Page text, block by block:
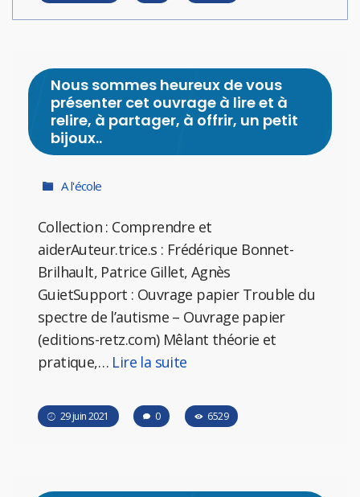
Nous sommes heureux de vous
présenter cet ouvrage à lire et à
relire, à partager, à offrir, un petit
bijoux..
A l'école
Collection : Comprendre et
aiderAuteur.trice.s : Frédérique Bonnet-
Brilhault, Patrice Gillet, Agnès
GuietSupport : Ouvrage papier Trouble du
spectre de l’autisme – Ouvrage papier
(editions-retz.com) Mêlant théorie et
pratique,… Lire la suite
29 juin 2021 0 6529